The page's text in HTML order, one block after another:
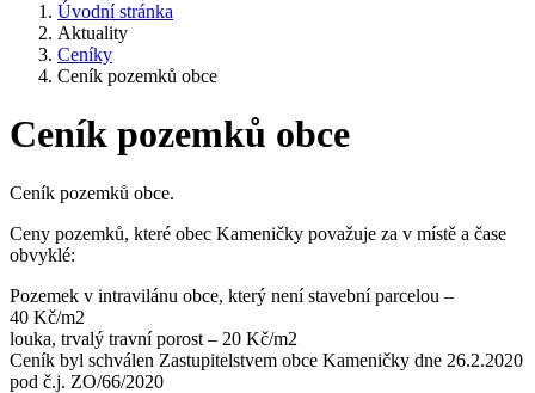
Úvodní stránka
Aktuality
Ceníky
Ceník pozemků obce
Ceník pozemků obce
Ceník pozemků obce.
Ceny pozemků, které obec Kameničky považuje za v místě a čase
obvyklé:
Pozemek v intravilánu obce, který není stavební parcelou –
40 Kč/m2
louka, trvalý travní porost – 20 Kč/m2
Ceník byl schválen Zastupitelstvem obce Kameničky dne 26.2.2020
pod č.j. ZO/66/2020